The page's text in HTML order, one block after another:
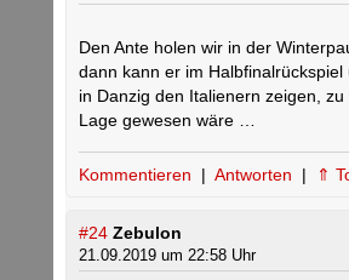
Den Ante holen wir in der
dann kann er im Halbfinalrückspiel
in Danzig den Italienern zeigen,
Lage gewesen wäre …
Kommentieren | Antworten | ⇑
#24 Zebulon
21.09.2019 um 22:58 Uhr